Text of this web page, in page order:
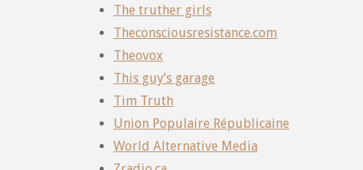
The truther girls
Theconsciousresistance.com
Theovox
This guy’s garage
Tim Truth
Union Populaire Républicaine
World Alternative Media